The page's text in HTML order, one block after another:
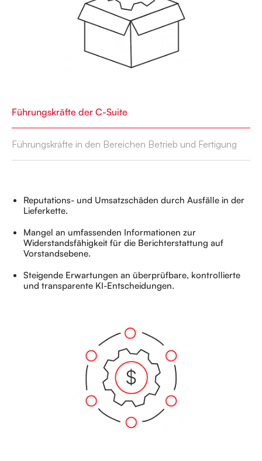
Führungskräfte der C-Suite
Führungskräfte in den Bereichen Betrieb und Fertigung
Reputations- und Umsatzschäden durch Ausfälle in der
Lieferkette.
Mangel an umfassenden Informationen zur
Widerstandsfähigkeit für die Berichterstattung auf
Vorstandsebene.
Steigende Erwartungen an überprüfbare, kontrollierte
und transparente KI-Entscheidungen.